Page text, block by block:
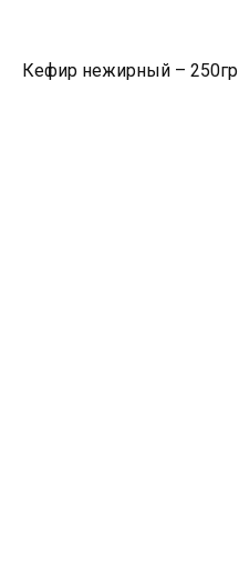
Кефир нежирный – 250гр